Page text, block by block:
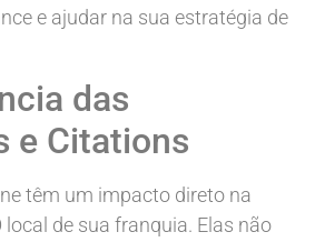
e ajudar na sua estratégia de
das
e Citations
têm um impacto direto na
local de sua franquia. Elas não